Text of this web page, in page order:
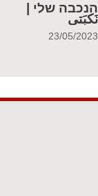
הנכבה שלי |
نَكبَتي
23/05/2023